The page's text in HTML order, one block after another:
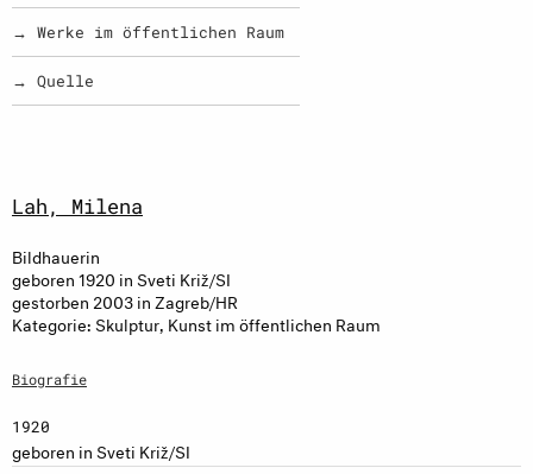
→ Werke im öffentlichen Raum
→ Quelle
Lah, Milena
Bildhauerin
geboren 1920 in Sveti Križ/SI
gestorben 2003 in Zagreb/HR
Kategorie: Skulptur, Kunst im öffentlichen Raum
Biografie
1920
geboren in Sveti Križ/SI